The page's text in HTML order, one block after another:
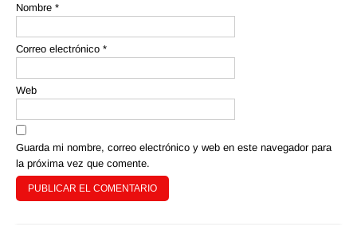
Nombre *
Correo electrónico *
Web
Guarda mi nombre, correo electrónico y web en este navegador para
la próxima vez que comente.